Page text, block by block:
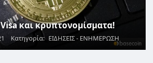
και κρυπτονομίσματα!
Κατηγορία: ΕΙΔΗΣΕΙΣ - ΕΝΗΜΕΡΩΣΗ